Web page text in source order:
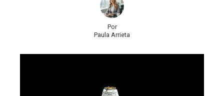
Por
Paula Arrieta